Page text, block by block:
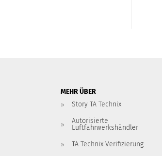
MEHR ÜBER
Story TA Technix
Autorisierte
Luftfahrwerkshändler
TA Technix Verifizierung